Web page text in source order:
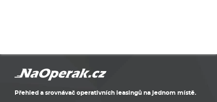
Přehled a srovnávač operativních leasingů na jednom místě.